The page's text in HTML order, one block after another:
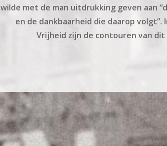
wilde met de man uitdrukking geven aan
en de dankbaarheid die daarop volgt”.
Vrijheid zijn de contouren van